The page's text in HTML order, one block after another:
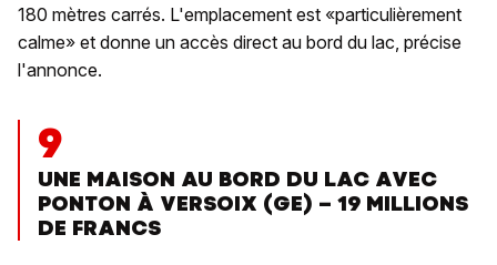
180 mètres carrés. L'emplacement est «particulièrement
calme» et donne un accès direct au bord du lac, précise
l'annonce.
9
UNE MAISON AU BORD DU LAC AVEC
PONTON À VERSOIX (GE) – 19 MILLIONS
DE FRANCS